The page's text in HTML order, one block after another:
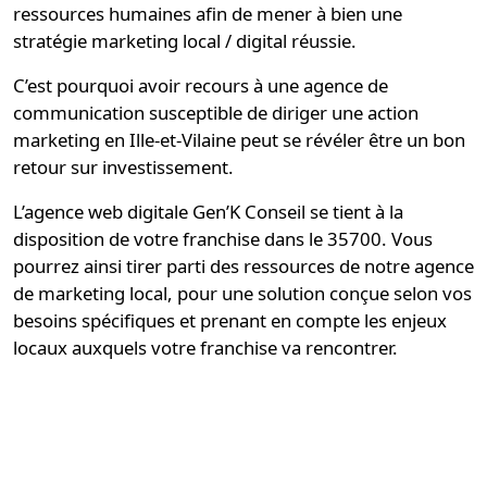
ressources humaines afin de mener à bien une
stratégie marketing local / digital réussie.
C’est pourquoi avoir recours à uneagence de
communication susceptible de diriger une action
marketing en Ille-et-Vilaine peut se révéler être un bon
retour sur investissement.
L’agence web digitale Gen’K Conseil se tient à la
disposition de votre franchise dans le 35700. Vous
pourrez ainsi tirer parti des ressources de notreagence
de marketing local, pour une solution conçue selon vos
besoins spécifiques et prenant en compte les enjeux
locaux auxquels votre franchise va rencontrer.